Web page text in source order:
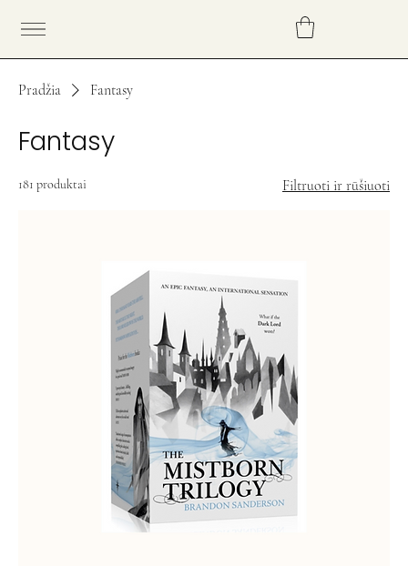
Pradžia Fantasy
Fantasy
181 produktai Filtruoti ir rūšiuoti